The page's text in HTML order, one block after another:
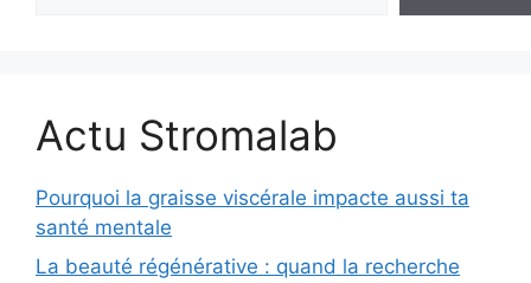
Actu Stromalab
Pourquoi la graisse viscérale impacte aussi ta
santé mentale
La beauté régénérative : quand la recherche